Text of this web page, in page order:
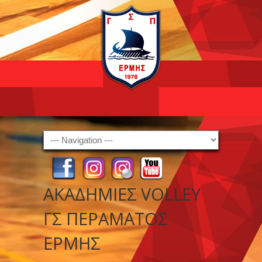
Navigation
ΑΚΑΔΗΜΙΕΣ VOLLEY
ΓΣ ΠΕΡΑΜΑΤΟΣ
ΕΡΜΗΣ